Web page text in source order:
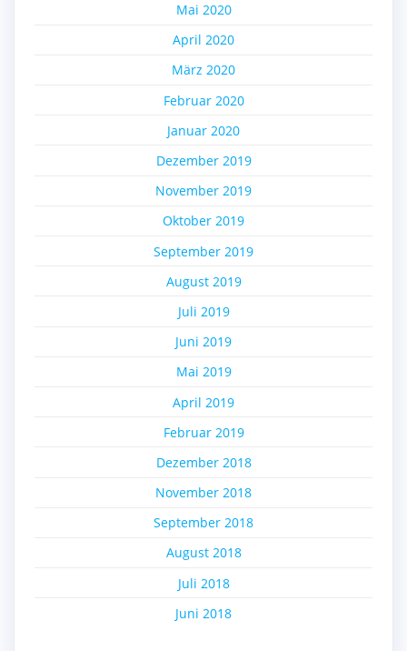
Mai 2020
April 2020
März 2020
Februar 2020
Januar 2020
Dezember 2019
November 2019
Oktober 2019
September 2019
August 2019
Juli 2019
Juni 2019
Mai 2019
April 2019
Februar 2019
Dezember 2018
November 2018
September 2018
August 2018
Juli 2018
Juni 2018